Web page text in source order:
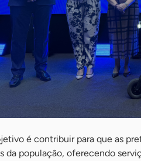
é contribuir para que as
da população, oferecendo